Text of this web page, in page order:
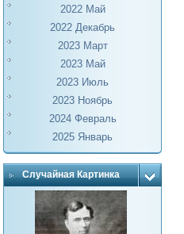
2022 Май
2022 Декабрь
2023 Март
2023 Май
2023 Июль
2023 Ноябрь
2024 Февраль
2025 Январь
Случайная Картинка